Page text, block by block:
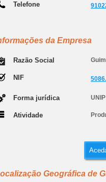
Telefone
da Empresa
Razão Social
NIF
Forma jurídica UNIP
Atividade
Geográfica de